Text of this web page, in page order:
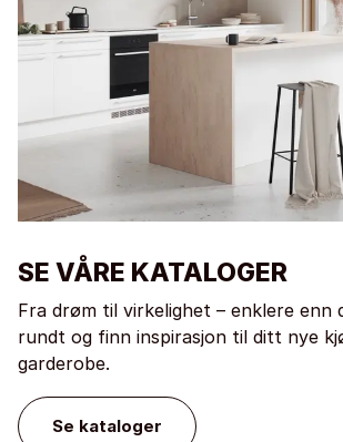
SE VÅRE KATALOGER
Fra drøm til virkelighet – enklere enn
rundt og finn inspirasjon til ditt nye
garderobe.
Se kataloger